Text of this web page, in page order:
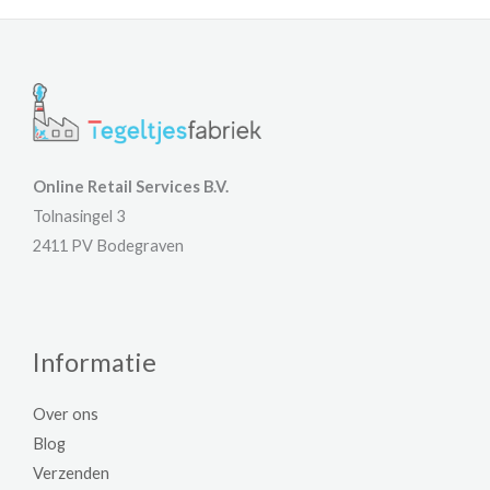
Online Retail Services B.V.
Tolnasingel 3
2411 PV Bodegraven
Informatie
Over ons
Blog
Verzenden